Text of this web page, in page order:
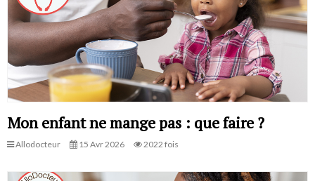
Mon enfant ne mange pas : que faire ?
Allodocteur 15 Avr 2026 2022 fois